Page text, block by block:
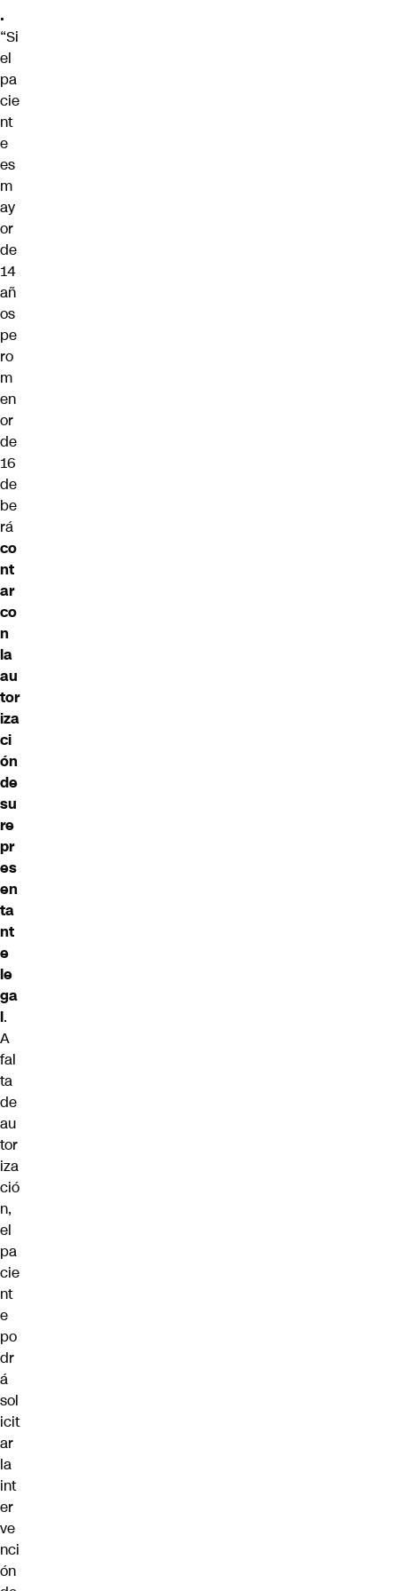
.
“Si
el
pa
cie
nt
e
es
m
ay
or
de
14
añ
os
pe
ro
m
en
or
de
16
de
be
rá
co
nt
ar
co
n
la
au
tor
iza
ci
ón
de
su
re
pr
es
en
ta
nt
e
le
ga
l.
A
fal
ta
de
au
tor
iza
ció
n,
el
pa
cie
nt
e
po
dr
á
sol
icit
ar
la
int
er
ve
nci
ón